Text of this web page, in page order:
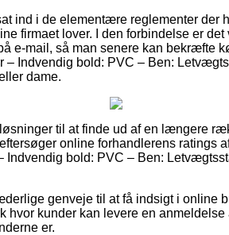
ind i de elementære reglementer der
firmaet lover. I den forbindelse er
e-mail, så man senere kan bekræfte
– Indvendig bold: PVC – Ben:
dame.
til at finde ud af en længere
online forhandlerens ratings
Indvendig bold: PVC – Ben:
genveje til at få indsigt i online
hvor kunder kan levere en
er.